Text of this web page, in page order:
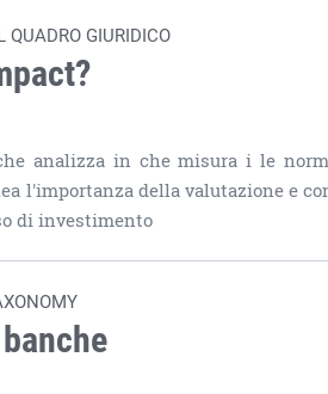
QUADRO GIURIDICO
analizza in che misura i le
l'importanza della valutazione e
di investimento